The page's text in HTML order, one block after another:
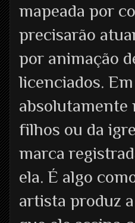
mapeada por
precisarão
por animação
licenciados.
absolutamente
filhos ou da
marca
ela. É algo
artista produz